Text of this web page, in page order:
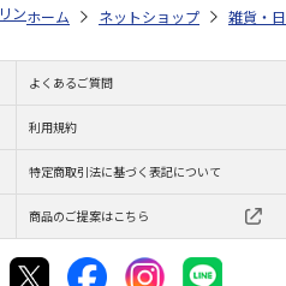
ント ビーンズ迷子札【セント・バ
ホーム ネットショップ 雑貨・
よくあるご質問
利用規約
特定商取引法に基づく表記について
商品のご提案はこちら